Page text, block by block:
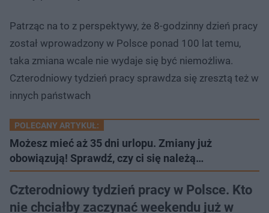
Patrząc na to z perspektywy, że 8-godzinny dzień pracy
został wprowadzony w Polsce ponad 100 lat temu,
taka zmiana wcale nie wydaje się być niemożliwa.
Czterodniowy tydzień pracy sprawdza się zresztą też w
innych państwach
POLECANY ARTYKUŁ:
Możesz mieć aż 35 dni urlopu. Zmiany już
obowiązują! Sprawdź, czy ci się należą…
Czterodniowy tydzień pracy w Polsce. Kto
nie chciałby zaczynać weekendu już w